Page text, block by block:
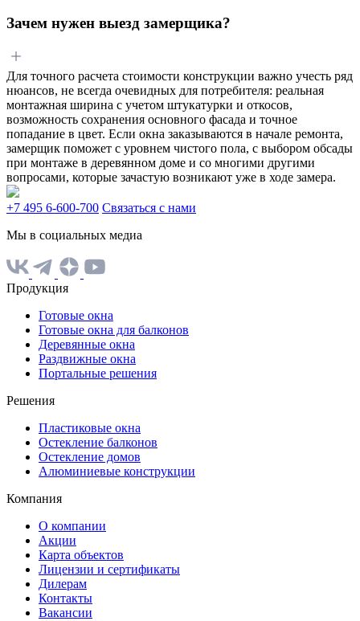
Зачем нужен выезд замерщика?
Для точного расчета стоимости конструкции важно учесть ряд
нюансов, не всегда очевидных для потребителя: реальная
монтажная ширина с учетом штукатурки и откосов,
возможность сохранения основного фасада и точное
попадание в цвет. Если окна заказываются в начале ремонта,
замерщик поможет с уровнем чистого пола, с выбором обсады
при монтаже в деревянном доме и со многими другими
вопросами, которые зачастую возникают уже в ходе замера.
+7 495 6-600-700 Связаться с нами
Мы в социальных медиа
Продукция
Готовые окна
Готовые окна для балконов
Деревянные окна
Раздвижные окна
Портальные решения
Решения
Пластиковые окна
Остекление балконов
Остекление домов
Алюминиевые конструкции
Компания
О компании
Акции
Карта объектов
Лицензии и сертификаты
Дилерам
Контакты
Вакансии